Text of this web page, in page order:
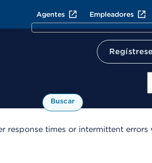
Agentes Empleadores
Regístrese
Buscar
response times or intermittent